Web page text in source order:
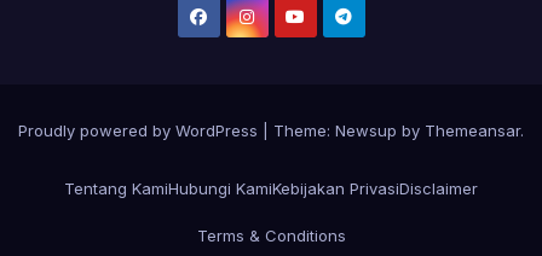
Proudly powered by WordPress Theme: Newsup by Themeansar.
Tentang KamiHubungi KamiKebijakan PrivasiDisclaimer
Terms & Conditions